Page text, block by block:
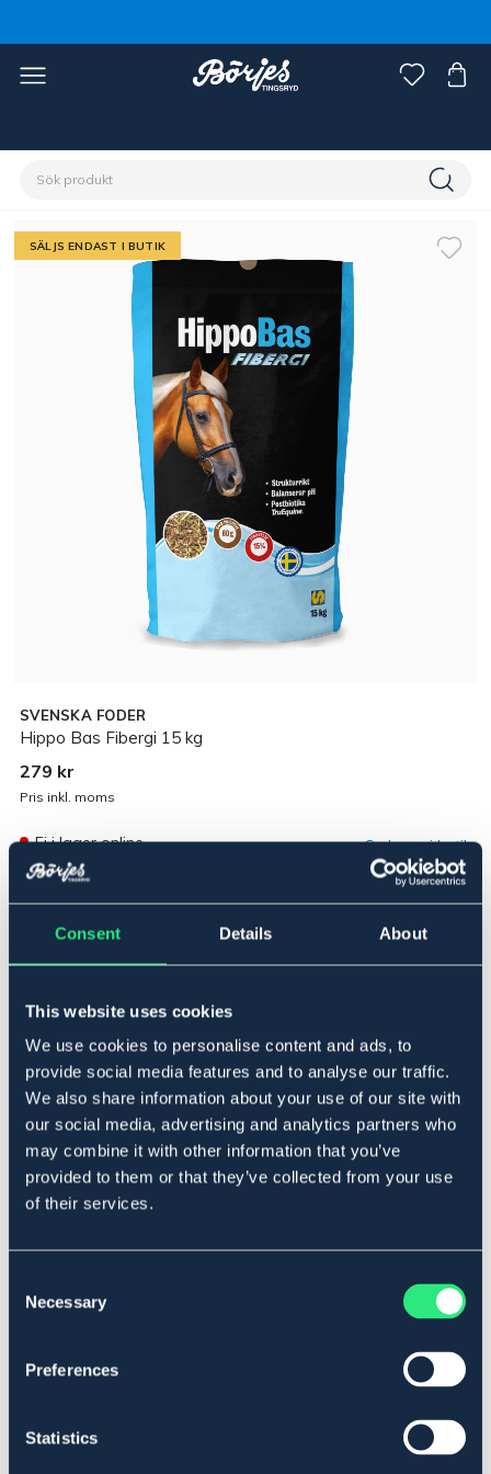
Consent Details About
This website uses cookies
We use cookies to personalise content and ads, to
provide social media features and to analyse our traffic.
We also share information about your use of our site with
our social media, advertising and analytics partners who
may combine it with other information that you’ve
provided to them or that they’ve collected from your use
of their services.
Selection
Necessary
Preferences
Statistics
SÄLJS ENDAST I BUTIK
SVENSKA FODER
Hippo Bas Fibergi 15 kg
279 kr
Pris inkl. moms
Ej i lager online Se lager i butik
Produktbeskrivning
Ett strukturrikt basfoder som passar många olika typer
främja en hälsosam mag- och tarmkanal samt stödja
optimal tarmfunktion och immunförsvar.
Art.nr. 301
SÄLJS ENDAST I BUTIK
Material & mått
Liknande produkter